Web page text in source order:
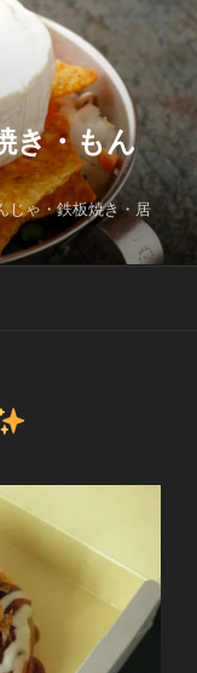
き・もん
じゃ・鉄板焼き・居